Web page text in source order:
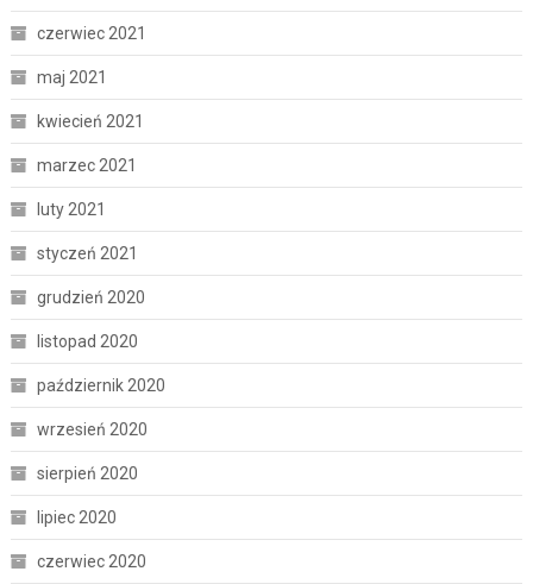
czerwiec 2021
maj 2021
kwiecień 2021
marzec 2021
luty 2021
styczeń 2021
grudzień 2020
listopad 2020
październik 2020
wrzesień 2020
sierpień 2020
lipiec 2020
czerwiec 2020